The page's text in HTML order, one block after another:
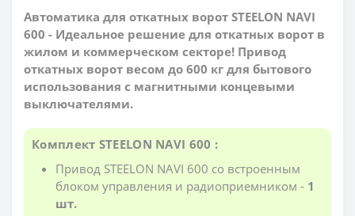
Автоматика для откатных ворот STEELON NAVI
600 - Идеальное решение для откатных ворот в
жилом и коммерческом секторе! Привод
откатных ворот весом до 600 кг для бытового
использования с магнитными концевыми
выключателями.
Комплект STEELON NAVI 600 :
Привод STEELON NAVI 600 со встроенным
блоком управления и радиоприемником - 1
шт.